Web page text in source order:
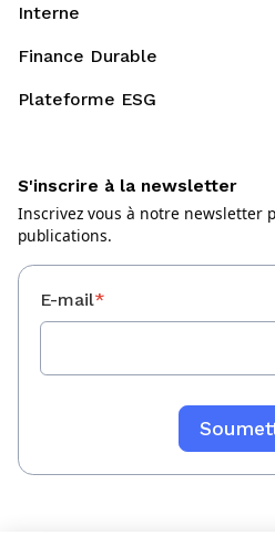
Interne
Finance Durable
Plateforme ESG
S'inscrire à la newsletter
Inscrivez vous à notre newsletter
publications.
E-mail*